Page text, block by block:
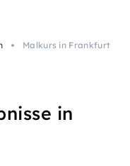
Malkurs in Frankfurt
in